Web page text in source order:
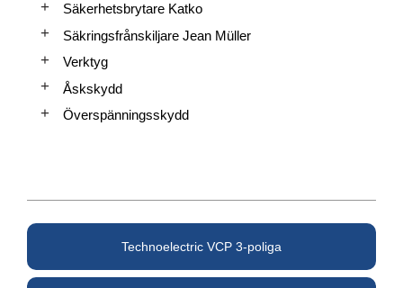
Technoelectric VCP 3-poliga
Säkerhetsbrytare Katko
Säkringsfrånskiljare Jean Müller
Verktyg
Åskskydd
Överspänningsskydd